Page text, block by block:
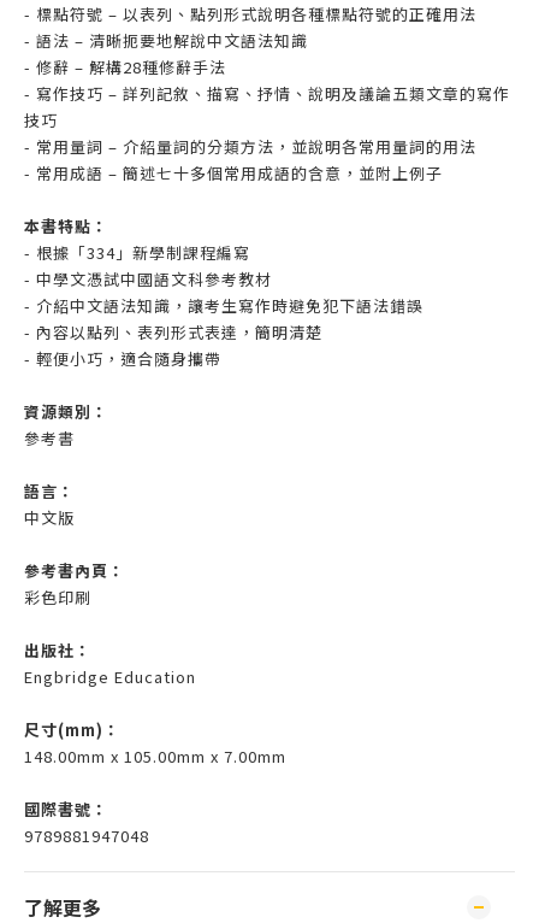
- 標點符號 – 以表列、點列形式說明各種標點符號的正確用法
- 語法 – 清晰扼要地解說中文語法知識
- 修辭 – 解構28種修辭手法
- 寫作技巧 – 詳列記敘、描寫、抒情、說明及議論五類文章的寫作
技巧
- 常用量詞 – 介紹量詞的分類方法，並說明各常用量詞的用法
- 常用成語 – 簡述七十多個常用成語的含意，並附上例子
本書特點：
- 根據「334」新學制課程編寫
- 中學文憑試中國語文科參考教材
- 介紹中文語法知識，讓考生寫作時避免犯下語法錯誤
- 內容以點列、表列形式表達，簡明清楚
- 輕便小巧，適合隨身攜帶
資源類別：
參考書
語言：
中文版
參考書內頁：
彩色印刷
出版社：
Engbridge Education
尺寸(mm) ：
148.00mm x 105.00mm x 7.00mm
國際書號：
9789881947048
了解更多